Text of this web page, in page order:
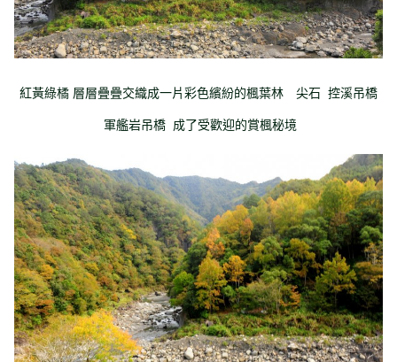
紅黃綠橘 層層疊疊交織成一片彩色繽紛的楓葉林 尖石 控溪吊橋
軍艦岩吊橋 成了受歡迎的賞楓秘境